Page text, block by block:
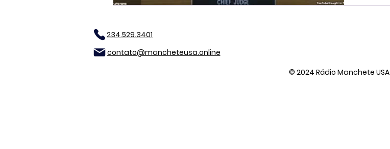
234.529.3401
contato@mancheteusa.online
© 2024 Rádio Manchete USA